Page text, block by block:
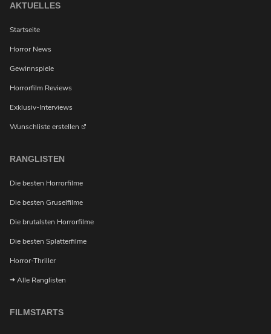
AKTUELLES
Startseite
Horror News
Gewinnspiele
Horrorfilm Reviews
Exklusiv-Interviews
Wunschliste erstellen
RANGLISTEN
Die besten Horrorfilme
Die besten Gruselfilme
Die brutalsten Horrorfilme
Die besten Splatterfilme
Horror-Thriller
Alle Ranglisten
FILMSTARTS